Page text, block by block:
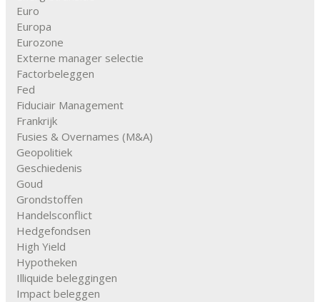
Euro
Europa
Eurozone
Externe manager selectie
Factorbeleggen
Fed
Fiduciair Management
Frankrijk
Fusies & Overnames (M&A)
Geopolitiek
Geschiedenis
Goud
Grondstoffen
Handelsconflict
Hedgefondsen
High Yield
Hypotheken
Illiquide beleggingen
Impact beleggen